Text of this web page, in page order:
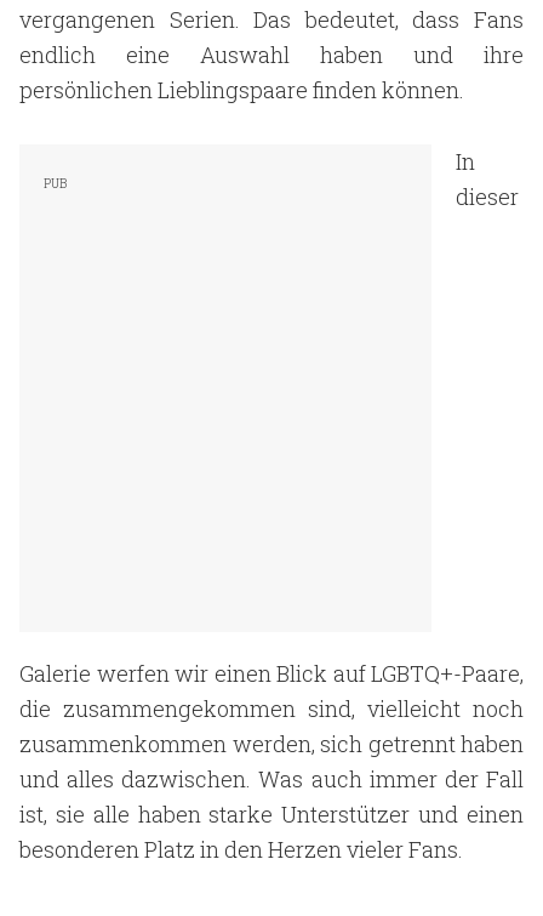
vergangenen Serien. Das bedeutet, dass Fans
endlich eine Auswahl haben und ihre
persönlichen Lieblingspaare finden können.
In
dieser
Galerie werfen wir einen Blick auf LGBTQ+-Paare,
die zusammengekommen sind, vielleicht noch
zusammenkommen werden, sich getrennt haben
und alles dazwischen. Was auch immer der Fall
ist, sie alle haben starke Unterstützer und einen
besonderen Platz in den Herzen vieler Fans.